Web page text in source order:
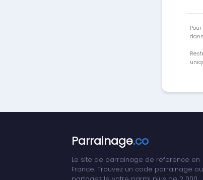
Parrainage.co
Le site de parrainage de reference en
France. Trouvez un code parrainage ou